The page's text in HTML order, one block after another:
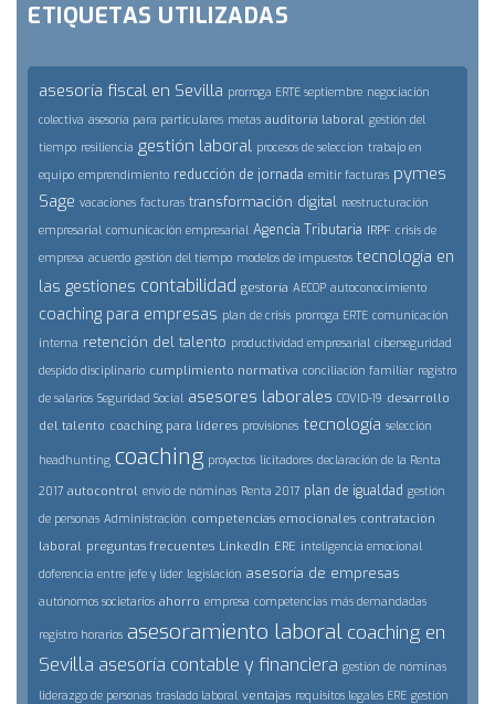
ETIQUETAS UTILIZADAS
asesoría fiscal en Sevilla prorroga ERTE septiembre negociación
colectiva asesoría para particulares metas auditoría laboral gestión del
tiempo resiliencia gestión laboral procesos de seleccion trabajo en
equipo emprendimiento reducción de jornada emitir facturas pymes
Sage vacaciones facturas transformación digital reestructuración
empresarial comunicación empresarial Agencia Tributaria IRPF crisis de
empresa acuerdo gestión del tiempo modelos de impuestos tecnología en
las gestiones contabilidad gestoría AECOP autoconocimiento
coaching para empresas plan de crisis prorroga ERTE comunicación
interna retención del talento productividad empresarial ciberseguridad
despido disciplinario cumplimiento normativa conciliación familiar registro
de salarios Seguridad Social asesores laborales COVID-19 desarrollo
del talento coaching para líderes provisiones tecnología selección
headhunting coaching proyectos licitadores declaración de la Renta
2017 autocontrol envío de nóminas Renta 2017 plan de igualdad gestión
de personas Administración competencias emocionales contratación
laboral preguntas frecuentes LinkedIn ERE inteligencia emocional
doferencia entre jefe y lider legislación asesoría de empresas
autónomos societarios ahorro empresa competencias más demandadas
registro horarios asesoramiento laboral coaching en
Sevilla asesoría contable y financiera gestión de nóminas
liderazgo de personas traslado laboral ventajas requisitos legales ERE gestión